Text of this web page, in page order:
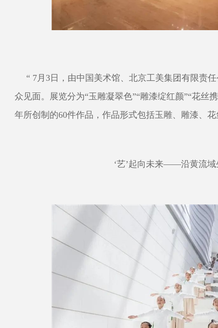
“ 7月3日，由中国美术馆、北京工美集团有限责
众见面。展览分为“玉雕凝翠色”“雕漆绽红颜”“花丝
年所创制的60件作品，作品形式包括玉雕、雕漆、
‘艺’起向未来——沿黄流